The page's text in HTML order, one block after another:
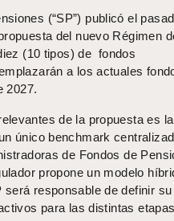
(“SP”) publicó el
del nuevo Régimen
(10 tipos) de fondos
a los actuales
2027.
de la propuesta es
único benchmark
de Fondos de
propone un modelo
responsable de definir
para las distintas